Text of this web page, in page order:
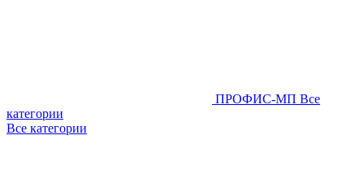
ПРОФИС-МП Все
категории
Все категории